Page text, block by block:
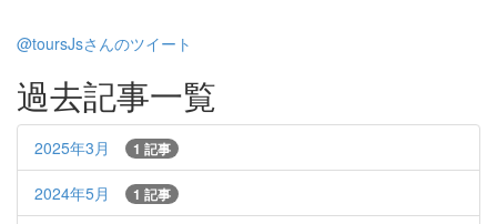
@toursJsさんのツイート
過去記事一覧
2025年3月 1 記事
2024年5月 1 記事